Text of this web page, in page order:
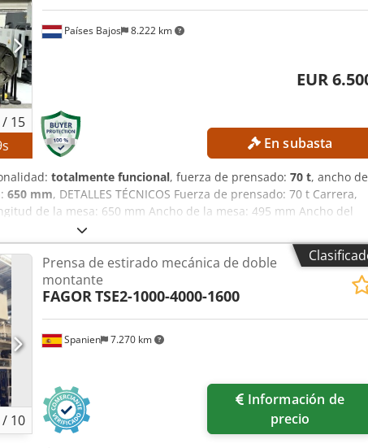
/ 15
s
Países Bajos 8.222 km
EUR
En subasta
totalmente funcional, fuerza de prensado: 70 t, ancho de
650 mm, DETALLES TÉCNICOS Fuerza de prensado: 70 t Carrera,
de la mesa: 650 mm Ancho de la mesa: 495 mm Ancho del
Dsdpfxszrmm Ss Ah Rsck Sistema de control: CNC
x ancho x alto): 2.650 x 1.600 x 3.350 mm Peso en vacío: 9.000 kg
Documentación
/ 10
Spanien 7.270 km
Prensa de estirado mecánica de doble
montante
FAGORTSE2-1000-4000-1600
precio